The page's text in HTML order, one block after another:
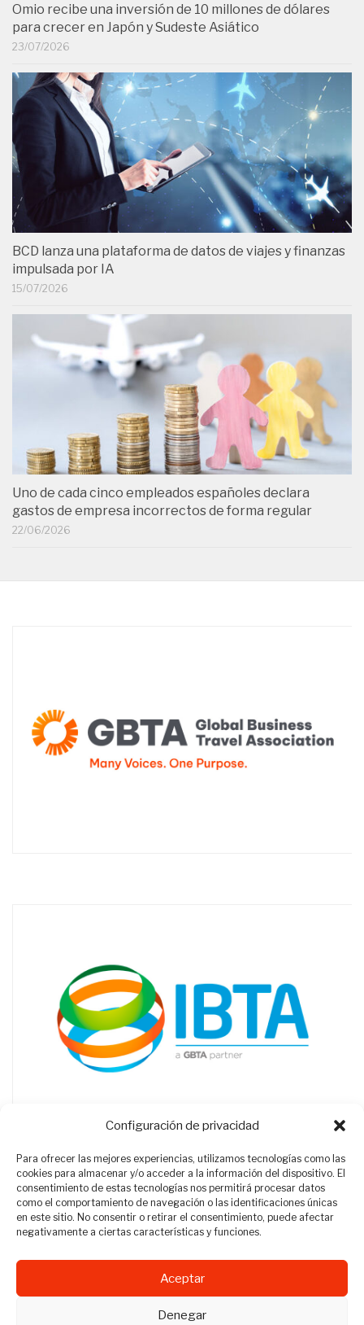
Configuración de privacidad
Para ofrecer las mejores experiencias, utilizamos tecnologías como las
cookies para almacenar y/o acceder a la información del dispositivo. El
consentimiento de estas tecnologías nos permitirá procesar datos
como el comportamiento de navegación o las identificaciones únicas
en este sitio. No consentir o retirar el consentimiento, puede afectar
negativamente a ciertas características y funciones.
Aceptar
Denegar
Omio recibe una inversión de 10 millones de dólares
para crecer en Japón y Sudeste Asiático
23/07/2026
BCD lanza una plataforma de datos de viajes y finanzas
impulsada por IA
15/07/2026
Uno de cada cinco empleados españoles declara
gastos de empresa incorrectos de forma regular
22/06/2026
Revista Travel Manager © 2012 - 2026